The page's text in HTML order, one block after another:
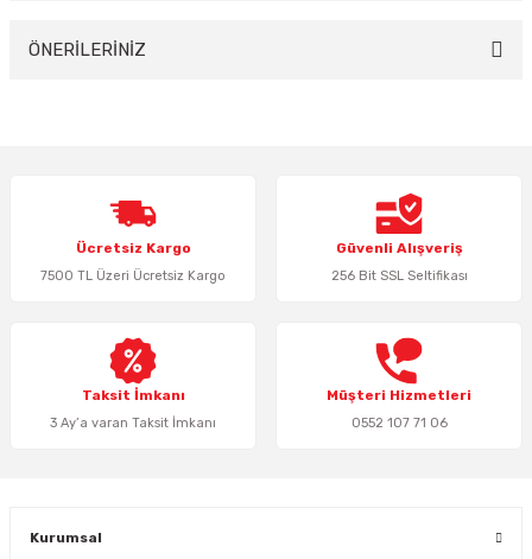
ÖNERİLERİNİZ
Ürün resmi kalitesiz, bozuk veya görüntülenemiyor.
Ürün açıklamasında eksik bilgiler bulunuyor.
Ürün bilgilerinde hatalar bulunuyor.
Bu ürüne benzer farklı alternatifler olmalı.
Ücretsiz Kargo
7500 TL Üzeri Ücretsiz Kargo
Güvenli Alışveriş
256 Bit SSL Seltifikası
Taksit İmkanı
3 Ay’a varan Taksit İmkanı
Müşteri Hizmetleri
0552 107 71 06
Kurumsal